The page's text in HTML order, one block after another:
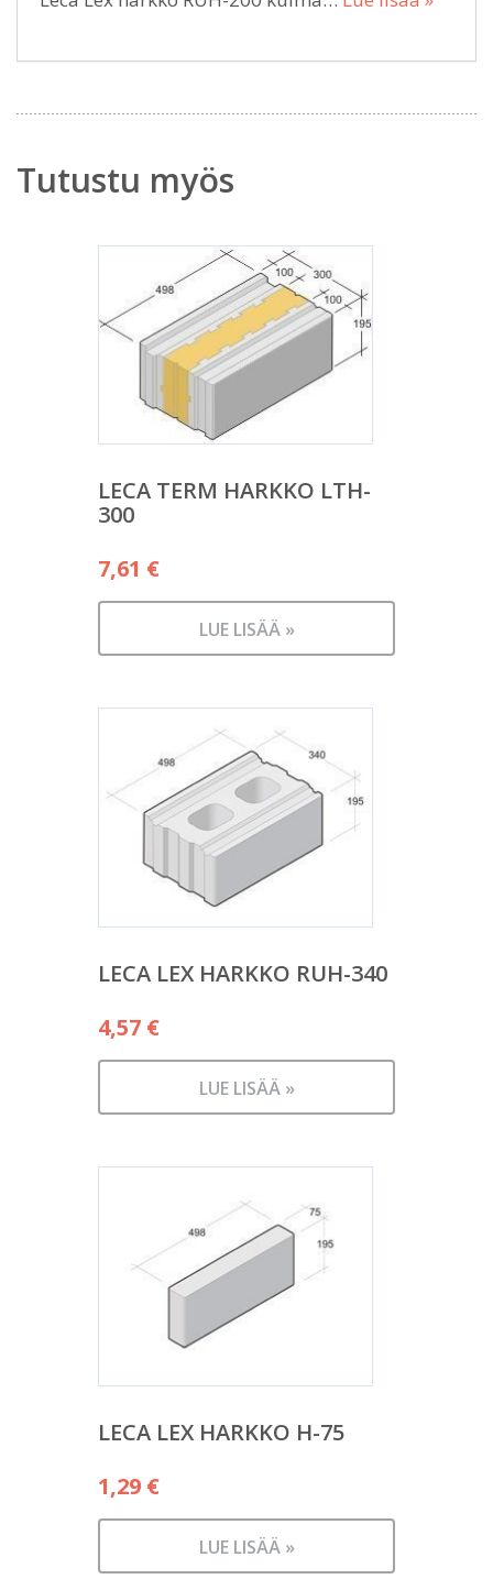
Tutustu myös
LECA TERM HARKKO LTH-
300
7,61 €
LUE LISÄÄ »
LECA LEX HARKKO RUH-340
4,57 €
LUE LISÄÄ »
LECA LEX HARKKO H-75
1,29 €
LUE LISÄÄ »